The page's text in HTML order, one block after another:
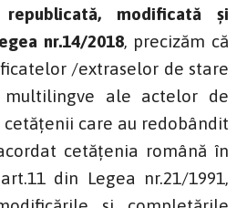
modificată și
nr.14/2018, precizăm că
/extraselor de stare
multilingve ale actelor de
care au redobândit
cetățenia română în
din Legea nr.21/1991,